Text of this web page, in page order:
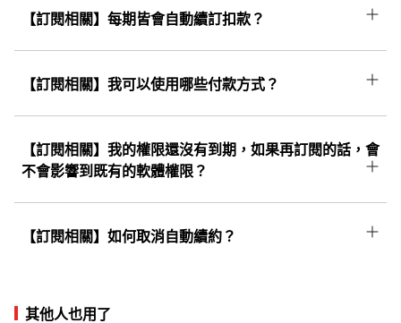
尚未下載APP，請至手機商店頁搜尋「股市籌碼
【訂閱相關】每期皆會自動續訂扣款？
訂閱制為方案到期後「自動續訂」，依首次消費
信用卡於「到期日自動扣款續訂」。訂閱制度可
【訂閱相關】我可以使用哪些付款方式？
一律使用信用卡付費，若為首次訂購需麻煩您輸
入相關資料，資料絕不會有外洩的風險，請您放
心。
【訂閱相關】我的權限還沒有到期，如果再訂閱的話，會
不會影響到既有的軟體權限？
不會影響到既有的軟體權限。只要「使用同個帳
號」進行購買，既有的權限會往後遞延，不會覆
【訂閱相關】如何取消自動續約？
其他人也用了